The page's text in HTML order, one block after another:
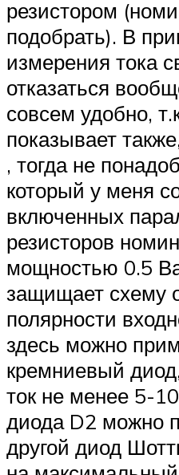
резистором
подобрать). В
измерения тока
отказаться
совсем удобно,
показывает
, тогда не
который у меня
включенных
резисторов
мощностью 0.5
защищает схему
полярности
здесь можно
кремниевый
ток не менее 5-
диода D2 можно
другой диод